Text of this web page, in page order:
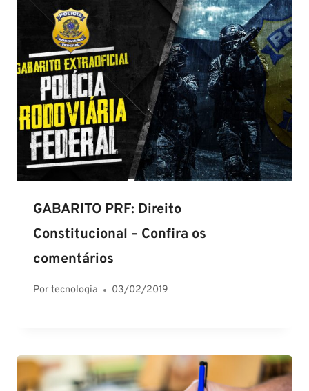
GABARITO PRF: Direito
Constitucional – Confira os
comentários
Portecnologia 03/02/2019